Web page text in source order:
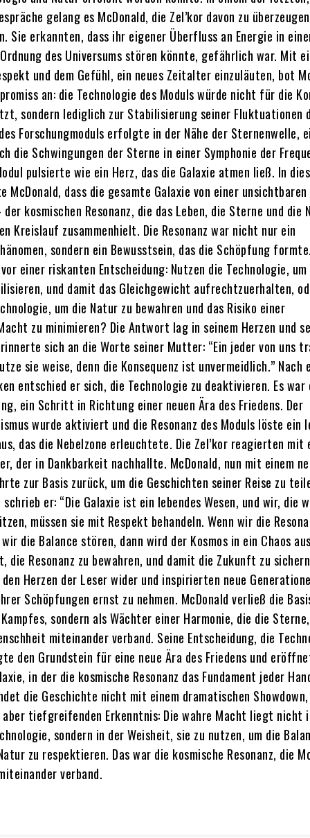
gelang es McDonald, die Zel’kor davon zu
Sie erkannten, dass ihr eigener Überfluss an Energie in
des Universums stören könnte, gefährlich war. Mit
und dem Gefühl, ein neues Zeitalter einzuläuten, bot
an: die Technologie des Moduls würde nicht für die
sondern lediglich zur Stabilisierung seiner Fluktuationen
Forschungmoduls erfolgte in der Nähe der Sternenwelle,
die Schwingungen der Sterne in einer Symphonie der
pulsierte wie ein Herz, das die Galaxie atmen ließ. In
McDonald, dass die gesamte Galaxie von einer
kosmischen Resonanz, die das Leben, die Sterne und die
Kreislauf zusammenhielt. Die Resonanz war nicht nur ein
sondern ein Bewusstsein, das die Schöpfung
einer riskanten Entscheidung: Nutzen die Technologie,
und damit das Gleichgewicht aufrechtzuerhalten,
um die Natur zu bewahren und das Risiko einer
zu minimieren? Die Antwort lag in seinem Herzen und
sich an die Worte seiner Mutter: “Ein jeder von uns
sie weise, denn die Konsequenz ist unvermeidlich.” Nach
entschied er sich, die Technologie zu deaktivieren. Es
ein Schritt in Richtung einer neuen Ära des Friedens. Der
wurde aktiviert und die Resonanz des Moduls löste ein
das die Nebelzone erleuchtete. Die Zel’kor reagierten mit
der in Dankbarkeit nachhallte. McDonald, nun mit einem
zur Basis zurück, um die Geschichten seiner Reise zu
er: “Die Galaxie ist ein lebendes Wesen, und wir, die
müssen sie mit Respekt behandeln. Wenn wir die
die Balance stören, dann wird der Kosmos in ein Chaos
die Resonanz zu bewahren, und damit die Zukunft zu
Herzen der Leser wider und inspirierten neue
Schöpfungen ernst zu nehmen. McDonald verließ die
sondern als Wächter einer Harmonie, die die
miteinander verband. Seine Entscheidung, die
den Grundstein für eine neue Ära des Friedens und
in der die kosmische Resonanz das Fundament jeder
die Geschichte nicht mit einem dramatischen
tiefgreifenden Erkenntnis: Die wahre Macht liegt nicht
sondern in der Weisheit, sie zu nutzen, um die
zu respektieren. Das war die kosmische Resonanz, die
verband.